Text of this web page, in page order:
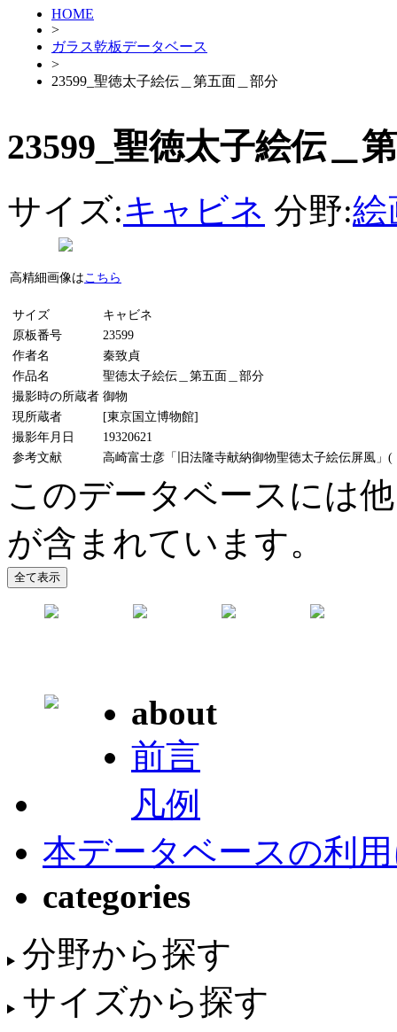
HOME
>
ガラス乾板データベース
>
23599_聖徳太子絵伝＿第五面＿部分
23599_聖徳太子絵伝＿
サイズ:キャビネ 分野:絵
高精細画像はこちら
サイズ
キャビネ
原板番号
23599
作者名
秦致貞
作品名
聖徳太子絵伝＿第五面＿部分
撮影時の所蔵者 御物
現所蔵者
[東京国立博物館]
撮影年月日
19320621
参考文献
高崎富士彦「旧法隆寺献納御物聖徳太子絵伝屏風」(
このデータベースには
が含まれています。
about
前言
凡例
本データベースの利
categories
分野から探す
サイズから探す